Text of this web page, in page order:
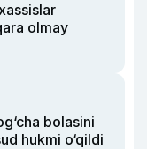
olmay
bolasini
hukmi o‘qildi